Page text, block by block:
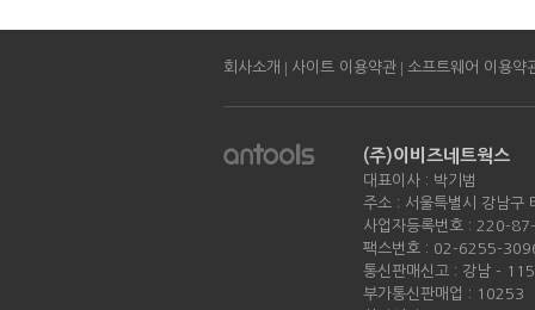
회사소개 | 사이트 이용약관 | 소프트웨어 이용약
(주)이비즈네트웍스
대표이사 : 박기범
주소 : 서울특별시 강남구
사업자등록번호 : 220-
팩스번호 : 02-6255-
통신판매신고 : 강남 -
부가통신판매업 : 10253